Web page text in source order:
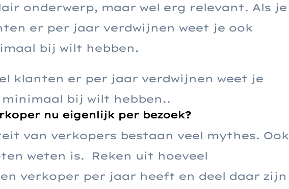
onderwerp, maar wel erg relevant. Als je
er per jaar verdwijnen weet je ook
bij wilt hebben.
klanten er per jaar verdwijnen weet je
bij wilt hebben..
nu eigenlijk per bezoek?
van verkopers bestaan veel mythes. Ook
weten is. Reken uit hoeveel
verkoper per jaar heeft en deel daar zijn